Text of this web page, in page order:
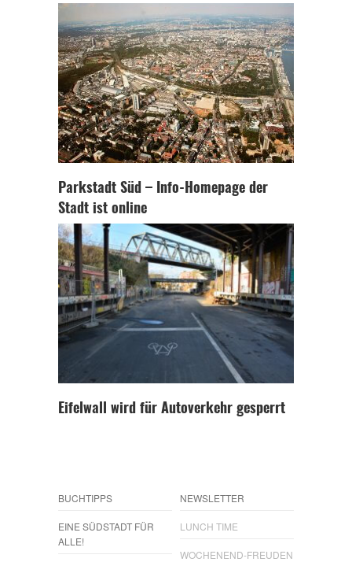
Parkstadt Süd – Info-Homepage der
Stadt ist online
Eifelwall wird für Autoverkehr gesperrt
BUCHTIPPS
EINE SÜDSTADT FÜR
ALLE!
NEWSLETTER
LUNCH TIME
WOCHENEND-FREUDEN